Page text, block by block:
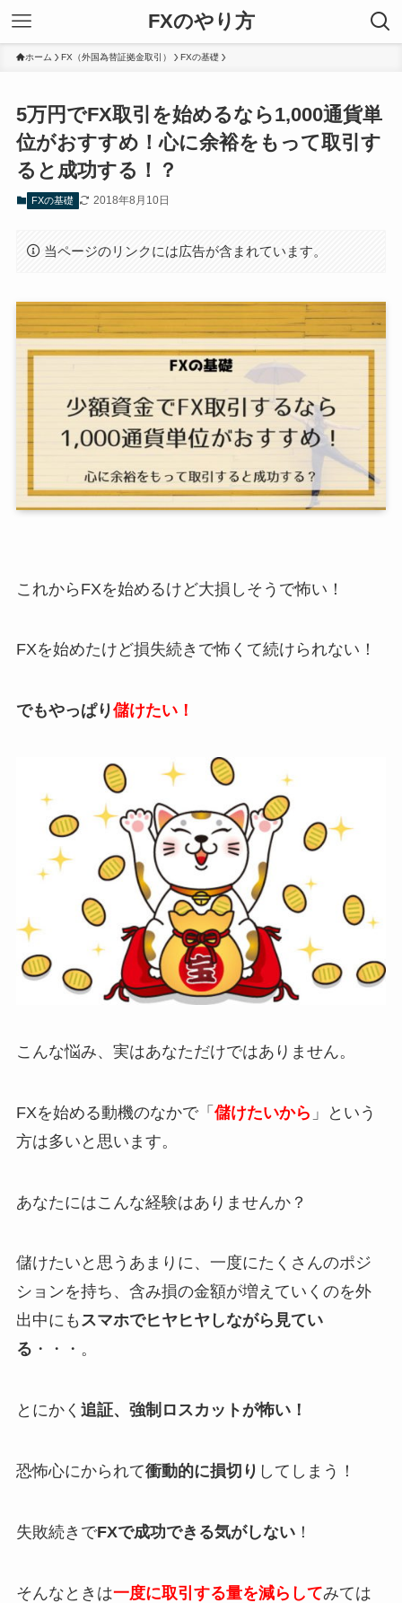
FXのやり方
ホーム FX（外国為替証拠金取引） FXの基礎
5万円でFX取引を始めるなら1,000通貨単
位がおすすめ！心に余裕をもって取引す
ると成功する！？
FXの基礎 2018年8月10日
当ページのリンクには広告が含まれています。
これからFXを始めるけど大損しそうで怖い！
FXを始めたけど損失続きで怖くて続けられない！
でもやっぱり儲けたい！
こんな悩み、実はあなただけではありません。
FXを始める動機のなかで「 儲けたいから 」という
方は多いと思います。
あなたにはこんな経験はありませんか？
儲けたいと思うあまりに、一度にたくさんのポジ
ションを持ち、含み損の金額が増えていくのを外
出中にも スマホでヒヤヒヤしながら見てい
る ・・・。
とにかく 追証、強制ロスカットが怖い！
恐怖心にかられて衝動的に損切り してしまう！
失敗続きでFXで成功できる気がしない！
そんなときは一度に取引する量を減らしてみては